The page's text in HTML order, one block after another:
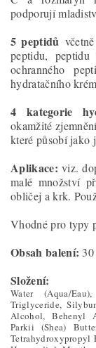
podporují
5 peptidů
peptidu,
ochranného
hydratačního
4 kategorie
okamžité
které působí jako
Aplikace: viz.
malé množství
obličej a krk.
Vhodné pro typy
Obsah balení:
Složení:
Water (Aqua/
Triglyceride,
Alcohol, Behenyl
Parkii (Shea)
Tetrahydroxypropyl